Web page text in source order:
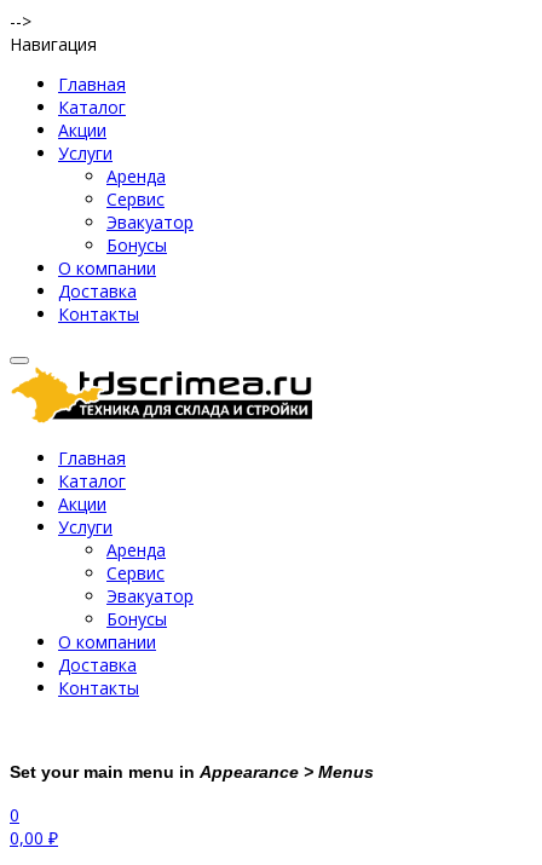
-->
Навигация
Главная
Каталог
Акции
Услуги
Аренда
Сервис
Эвакуатор
Бонусы
О компании
Доставка
Контакты
Главная
Каталог
Акции
Услуги
Аренда
Сервис
Эвакуатор
Бонусы
О компании
Доставка
Контакты
Set your main menu in Appearance > Menus
0
0,00 ₽